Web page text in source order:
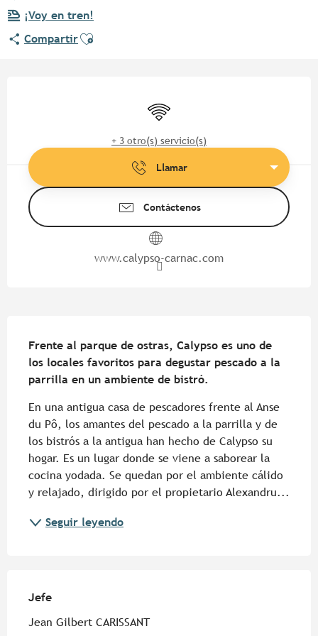
¡Voy en tren!
CompartirAjouter aux favoris
Wifi
+ 3 otro(s) servicio(s)
Llamar
Contáctenos
www.calypso-carnac.com
Frente al parque de ostras, Calypso es uno de
los locales favoritos para degustar pescado a la
parrilla en un ambiente de bistró.
En una antigua casa de pescadores frente al Anse
du Pô, los amantes del pescado a la parrilla y de
los bistrós a la antigua han hecho de Calypso su
hogar. Es un lugar donde se viene a saborear la
cocina yodada. Se quedan por el ambiente cálido
y relajado, dirigido por el propietario Alexandru...
Seguir leyendo
Jefe
Jefe
Jean Gilbert CARISSANT